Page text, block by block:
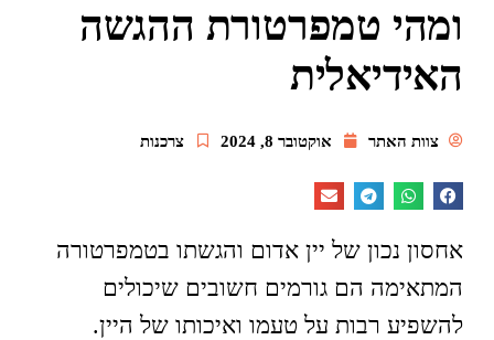
ומהי טמפרטורת ההגשה
האידיאלית
צוות האתר אוקטובר 8, 2024 צרכנות
אחסון נכון של יין אדום והגשתו בטמפרטורה
המתאימה הם גורמים חשובים שיכולים
להשפיע רבות על טעמו ואיכותו של היין.